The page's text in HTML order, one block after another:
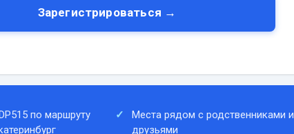
Зарегистрироваться →
по маршруту
Места рядом с родственниками и
друзьями